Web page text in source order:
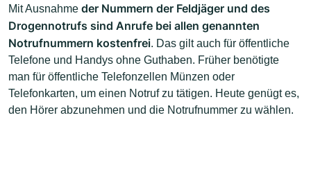
Mit Ausnahme der Nummern der Feldjäger und des
Drogennotrufs sind Anrufe bei allen genannten
Notrufnummern kostenfrei. Das gilt auch für öffentliche
Telefone und Handys ohne Guthaben. Früher benötigte
man für öffentliche Telefonzellen Münzen oder
Telefonkarten, um einen Notruf zu tätigen. Heute genügt es,
den Hörer abzunehmen und die Notrufnummer zu wählen.